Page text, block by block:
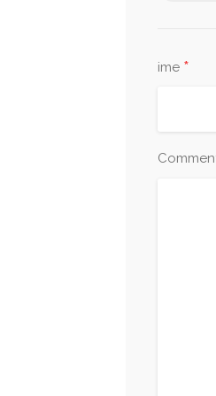
ime *